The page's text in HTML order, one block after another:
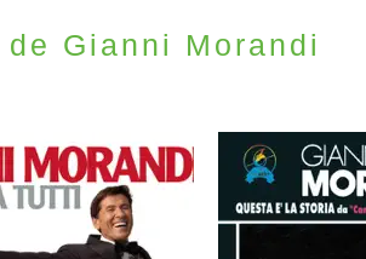
de Gianni Morandi